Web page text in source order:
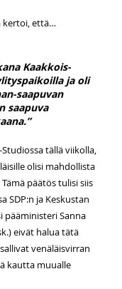
kertoi, että…
Kaakkois-
ja oli
saapuvan
saapuva
tällä viikolla,
olisi mahdollista
päätös tulisi siis
SDP:n ja Keskustan
pääministeri Sanna
eivät halua tätä
venäläisvirran
kautta muualle